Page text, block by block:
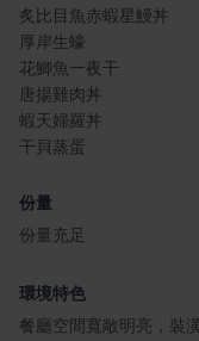
炙比目魚赤蝦星鰻丼
厚岸生蠔
花鯽魚一夜干
唐揚雞肉丼
蝦天婦羅丼
干貝蒸蛋
份量
份量充足
環境特色
餐廳空間寬敞明亮，裝